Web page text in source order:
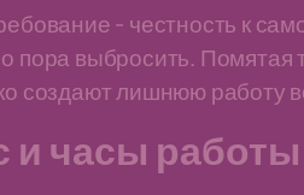
- честность к
пора выбросить.
создают лишнюю работу
и часы работы